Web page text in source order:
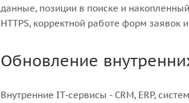
данные, позиции в поиске и
HTTPS, корректной работе форм заявок
Обновление
Внутренние IT‑сервисы - CRM, ERP,